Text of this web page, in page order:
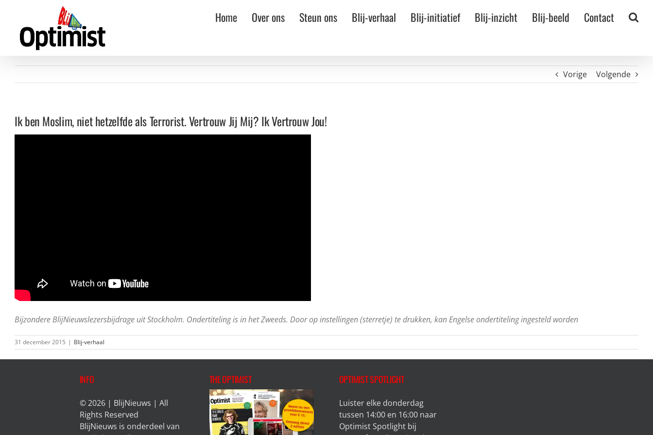
inhoud
Home Over ons Steun ons Blij-verhaal Blij-initiatief Blij-inzicht Blij-beeld Contact
Vorige Volgende
Ik ben Moslim, niet hetzelfde als Terrorist. Vertrouw Jij Mij? Ik Vertrouw Jou!
Bijzondere BlijNieuwslezersbijdrage uit Stockholm. Ondertiteling is in het Zweeds. Door op instellingen (sterretje) te drukken, kan Engelse ondertiteling ingesteld worden
31 december 2015 | Blij-verhaal
INFO
© 2026 | BlijNieuws | All
Rights Reserved
BlijNieuws is onderdeel van
THE OPTIMIST OPTIMIST SPOTLIGHT
Luister elke donderdag
tussen 14:00 en 16:00 naar
Optimist Spotlight bij